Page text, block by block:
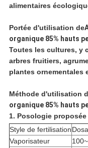
alimentaires
Portée d'utilisation de
organique 85% hauts
Toutes les cultures, y
arbres fruitiers,
plantes ornementales
Méthode d'utilisation
organique 85% hauts
1. Posologie proposée
Style de fertilisation
Vaporisateur